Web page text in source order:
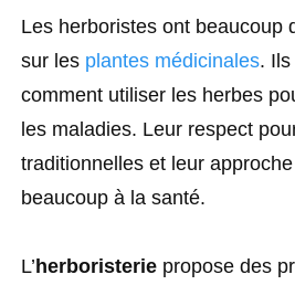
Les herboristes ont beaucoup
sur les plantes médicinales.
comment utiliser les herbes
les maladies. Leur respect
traditionnelles et leur
beaucoup à la santé.
L’herboristerie propose des